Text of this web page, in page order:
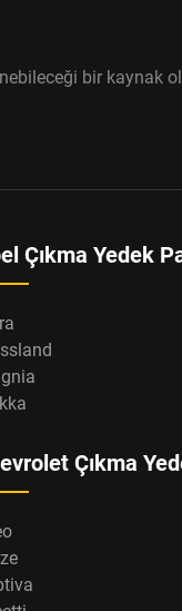
bir
Çıkma Yedek
Çıkma